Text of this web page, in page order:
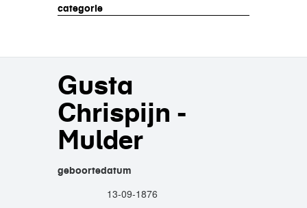
categorie
Gusta
Chrispijn -
Mulder
geboortedatum
13-09-1876